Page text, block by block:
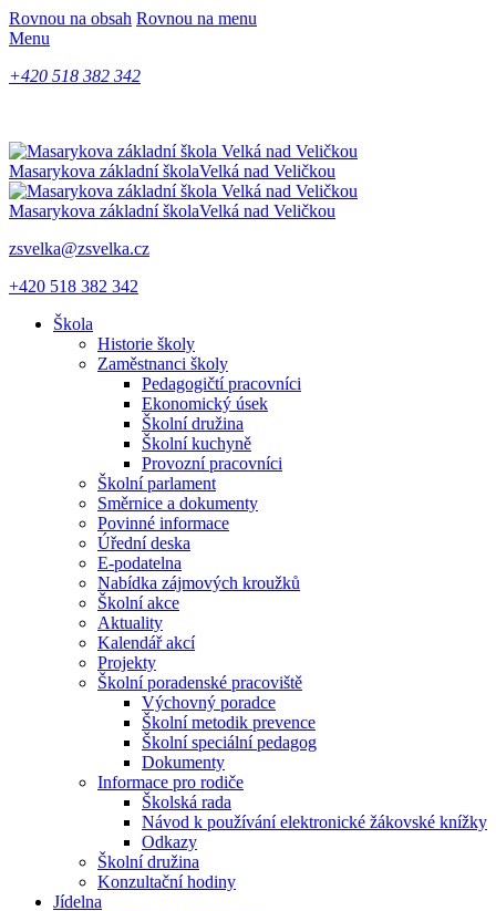
Rovnou na obsah Rovnou na menu
Menu
+420 518 382 342
Masarykova základní školaVelká nad Veličkou
Masarykova základní školaVelká nad Veličkou
zsvelka@zsvelka.cz
+420 518 382 342
Škola
Historie školy
Zaměstnanci školy
Pedagogičtí pracovníci
Ekonomický úsek
Školní družina
Školní kuchyně
Provozní pracovníci
Školní parlament
Směrnice a dokumenty
Povinné informace
Úřední deska
E-podatelna
Nabídka zájmových kroužků
Školní akce
Aktuality
Kalendář akcí
Projekty
Školní poradenské pracoviště
Výchovný poradce
Školní metodik prevence
Školní speciální pedagog
Dokumenty
Informace pro rodiče
Školská rada
Návod k používání elektronické žákovské knížky
Odkazy
Školní družina
Konzultační hodiny
Jídelna